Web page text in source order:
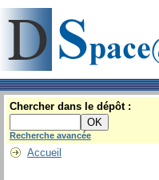
Chercher dans le dépôt :
Recherche avancée
Accueil